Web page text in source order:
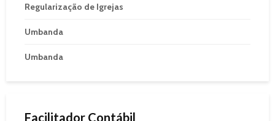
Regularização de Igrejas
Umbanda
Umbanda
Facilitador Contábil